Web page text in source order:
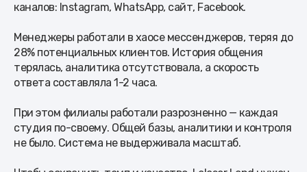
каналов: Instagram, WhatsApp, сайт, Facebook.
Менеджеры работали в хаосе мессенджеров, теряя до
28% потенциальных клиентов. История общения
терялась, аналитика отсутствовала, а скорость
ответа составляла 1-2 часа.
При этом филиалы работали разрозненно — каждая
студия по-своему. Общей базы, аналитики и контроля
не было. Система не выдерживала масштаб.